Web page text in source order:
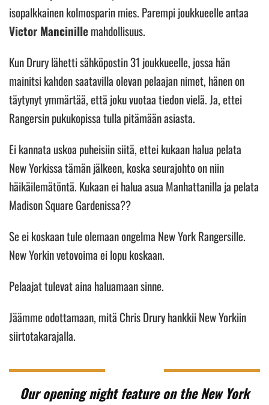
isopalkkainen kolmosparin mies. Parempi joukkueelle antaa
Victor Mancinillemahdollisuus.
Kun Drury lähetti sähköpostin 31 joukkueelle, jossa hän
mainitsi kahden saatavilla olevan pelaajan nimet, hänen on
täytynyt ymmärtää, että joku vuotaa tiedon vielä. Ja, ettei
Rangersin pukukopissa tulla pitämään asiasta.
Ei kannata uskoa puheisiin siitä, ettei kukaan halua pelata
New Yorkissa tämän jälkeen, koska seurajohto on niin
häikäilemätöntä. Kukaan ei halua asua Manhattanilla ja pelata
Madison Square Gardenissa??
Se ei koskaan tule olemaan ongelma New York Rangersille.
New Yorkin vetovoima ei lopu koskaan.
Pelaajat tulevat aina haluamaan sinne.
Jäämme odottamaan, mitä Chris Drury hankkii New Yorkiin
siirtotakarajalla.
Our opening night feature on the New York